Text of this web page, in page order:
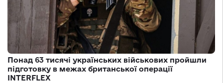
Понад 63 тисячі українських військових пройшли
підготовку в межах британської операції
INTERFLEX